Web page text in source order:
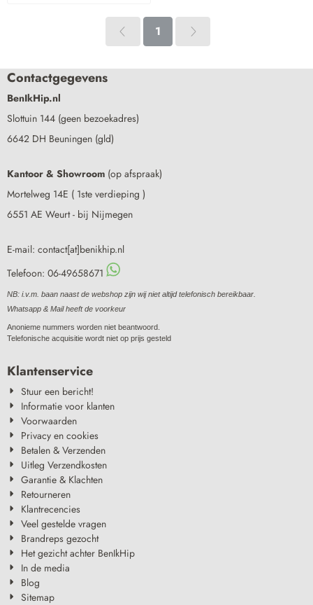
1
Contactgegevens
BenIkHip.nl
Slottuin 144 (geen bezoekadres)
6642 DH Beuningen (gld)
Kantoor & Showroom (op afspraak)
Mortelweg 14E ( 1ste verdieping )
6551 AE Weurt - bij Nijmegen
E-mail: contact[at]benikhip.nl
Telefoon: 06-49658671
NB: i.v.m. baan naast de webshop zijn wij niet altijd telefonisch bereikbaar.
Whatsapp & Mail heeft de voorkeur
Anonieme nummers worden niet beantwoord.
Telefonische acquisitie wordt niet op prijs gesteld
Klantenservice
Stuur een bericht!
Informatie voor klanten
Voorwaarden
Privacy en cookies
Betalen & Verzenden
Uitleg Verzendkosten
Garantie & Klachten
Retourneren
Klantrecencies
Veel gestelde vragen
Brandreps gezocht
Het gezicht achter BenIkHip
In de media
Blog
Sitemap